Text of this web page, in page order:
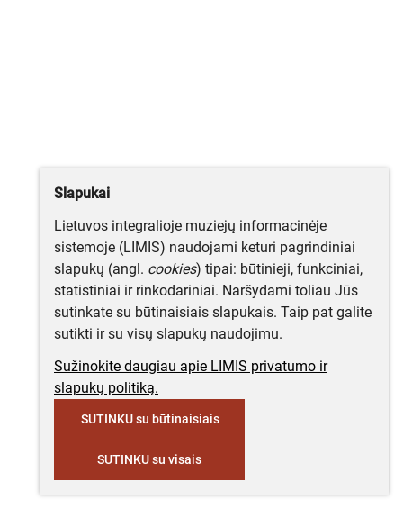
Slapukai
Lietuvos integralioje muziejų informacinėje
sistemoje (LIMIS) naudojami keturi pagrindiniai
slapukų (angl. cookies) tipai: būtinieji, funkciniai,
statistiniai ir rinkodariniai. Naršydami toliau Jūs
sutinkate su būtinaisiais slapukais. Taip pat galite
sutikti ir su visų slapukų naudojimu.
Sužinokite daugiau apie LIMIS privatumo ir
slapukų politiką.
SUTINKU su būtinaisiais
SUTINKU su visais